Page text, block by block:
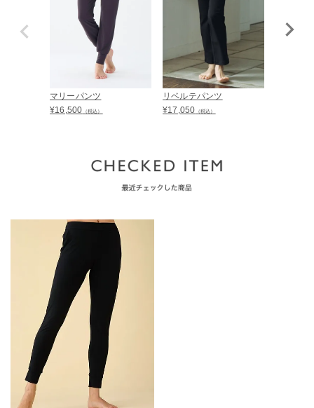
マリーパンツ
¥16,500 （税込）
リベルテパンツ
¥17,050 （税込）